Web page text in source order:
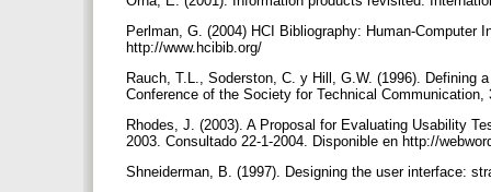
Perlman, G. (2004) HCI Bibliography: Human-Computer
http://www.hcibib.org/
Rauch, T.L., Soderston, C. y Hill, G.W. (1996). Defining
Conference of the Society for Technical Communication,
Rhodes, J. (2003). A Proposal for Evaluating Usability
2003. Consultado 22-1-2004. Disponible en http://
Shneiderman, B. (1997). Designing the user interface: